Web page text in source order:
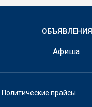
ОБЪЯВЛЕНИЯ
Афиша
Политические прайсы